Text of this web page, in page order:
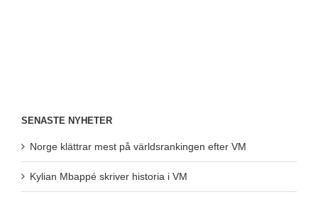
SENASTE NYHETER
Norge klättrar mest på världsrankingen efter VM
Kylian Mbappé skriver historia i VM